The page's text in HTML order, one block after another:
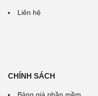
Liên hệ
CHÍNH SÁCH
Bảng giá phần mềm